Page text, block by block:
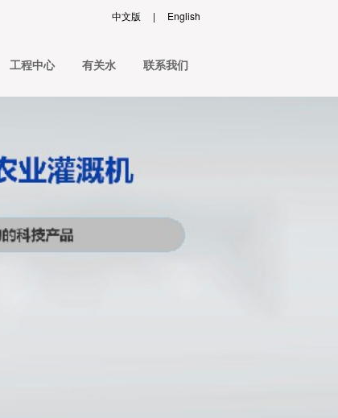
中文版 | English
工程中心 有关水 联系我们